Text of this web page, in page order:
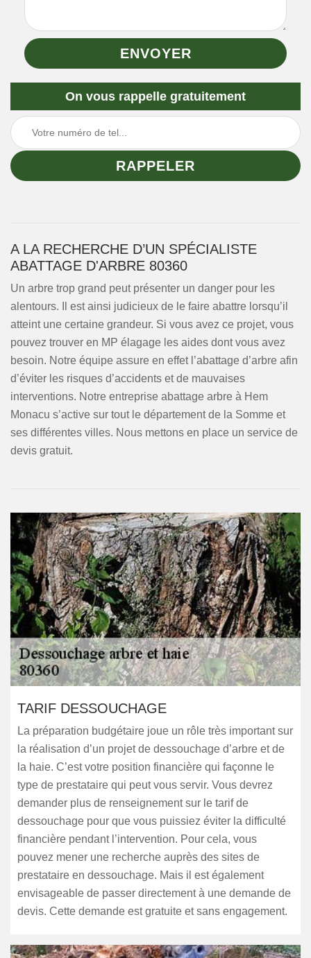
On vous rappelle gratuitement
A LA RECHERCHE D’UN SPÉCIALISTE
ABATTAGE D'ARBRE 80360
Un arbre trop grand peut présenter un danger pour les
alentours. Il est ainsi judicieux de le faire abattre lorsqu’il
atteint une certaine grandeur. Si vous avez ce projet, vous
pouvez trouver en MP élagage les aides dont vous avez
besoin. Notre équipe assure en effet l’abattage d’arbre afin
d’éviter les risques d’accidents et de mauvaises
interventions. Notre entreprise abattage arbre à Hem
Monacu s’active sur tout le département de la Somme et
ses différentes villes. Nous mettons en place un service de
devis gratuit.
TARIF DESSOUCHAGE
La préparation budgétaire joue un rôle très important sur
la réalisation d’un projet de dessouchage d’arbre et de
la haie. C’est votre position financière qui façonne le
type de prestataire qui peut vous servir. Vous devrez
demander plus de renseignement sur le tarif de
dessouchage pour que vous puissiez éviter la difficulté
financière pendant l’intervention. Pour cela, vous
pouvez mener une recherche auprès des sites de
prestataire en dessouchage. Mais il est également
envisageable de passer directement à une demande de
devis. Cette demande est gratuite et sans engagement.